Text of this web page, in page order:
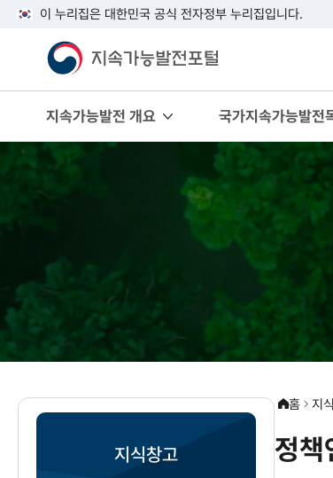
이 누리집은 대한민국 공식 전자정부 누리집입니다.
지속가능발전 개요 국가지속가능발
지식창고
홈 지
정책